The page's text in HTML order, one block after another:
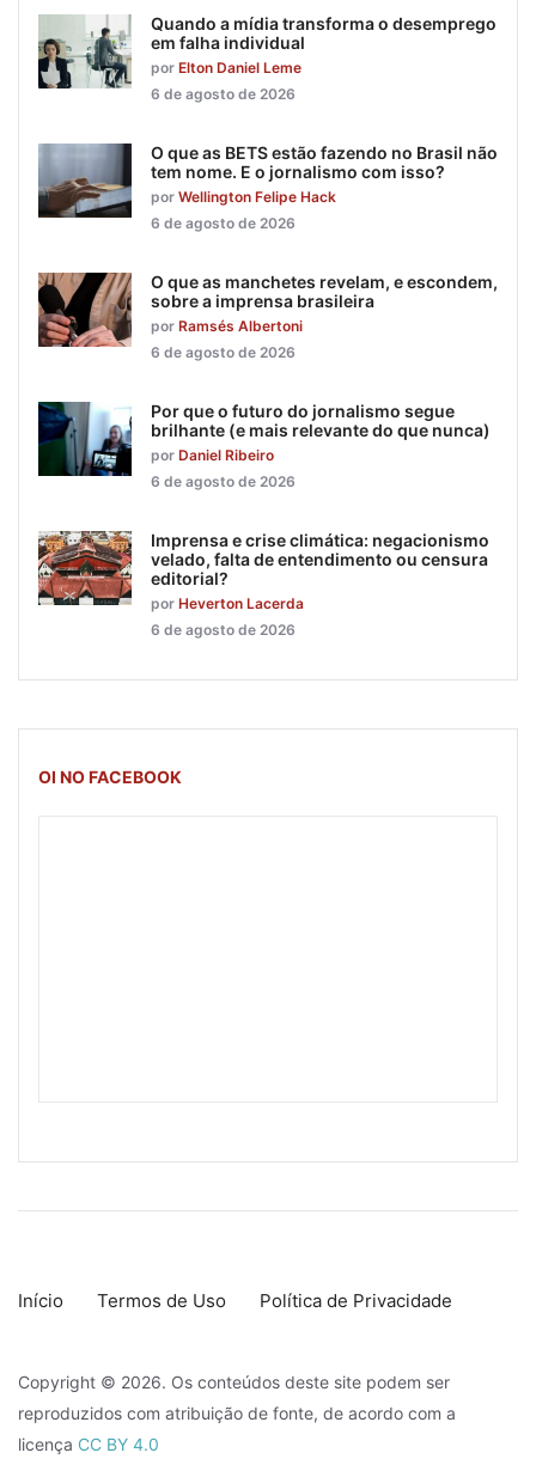
Quando a mídia transforma o desemprego
em falha individual
por Elton Daniel Leme
6 de agosto de 2026
O que as BETS estão fazendo no Brasil não
tem nome. E o jornalismo com isso?
por Wellington Felipe Hack
6 de agosto de 2026
O que as manchetes revelam, e escondem,
sobre a imprensa brasileira
por Ramsés Albertoni
6 de agosto de 2026
Por que o futuro do jornalismo segue
brilhante (e mais relevante do que nunca)
por Daniel Ribeiro
6 de agosto de 2026
Imprensa e crise climática: negacionismo
velado, falta de entendimento ou censura
editorial?
por Heverton Lacerda
6 de agosto de 2026
OI NO FACEBOOK
Início Termos de Uso Política de Privacidade
Copyright © 2026. Os conteúdos deste site podem ser
reproduzidos com atribuição de fonte, de acordo com a
licença CC BY 4.0